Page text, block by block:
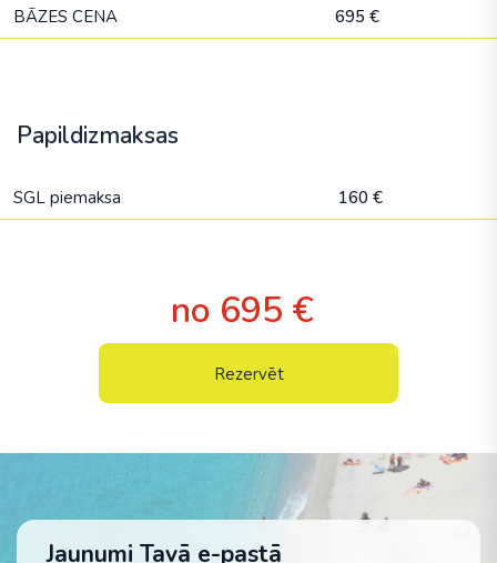
BĀZES CENA 695 €
Papildizmaksas
SGL piemaksa 160 €
no 695 €
Rezervēt
Jaunumi Tavā e-pastā